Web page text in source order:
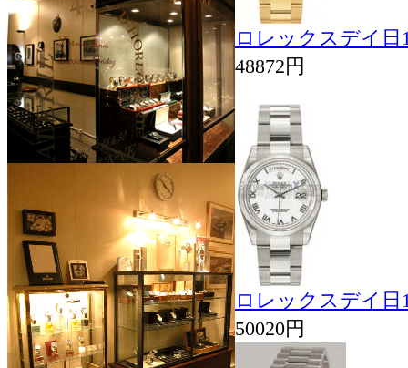
ロレックスデイ日
48872円
ロレックスデイ日
50020円